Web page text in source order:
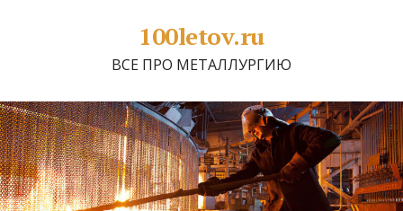
100letov.ru
ВСЕ ПРО МЕТАЛЛУРГИЮ